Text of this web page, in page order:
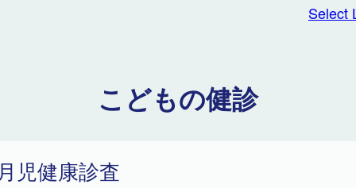
Select
こどもの健診
児健康診査